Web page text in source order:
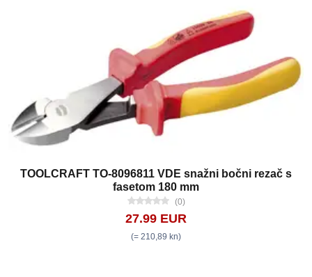
TOOLCRAFT TO-8096811 VDE snažni bočni rezač s
fasetom 180 mm
(0)
27.99 EUR
(= 210,89 kn)